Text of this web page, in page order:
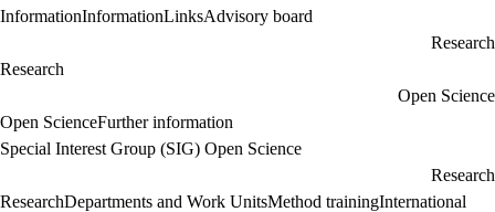
InformationInformationLinksAdvisory board
Research
Research
Open Science
Open ScienceFurther information
Special Interest Group (SIG) Open Science
Research
ResearchDepartments and Work UnitsMethod trainingInternational